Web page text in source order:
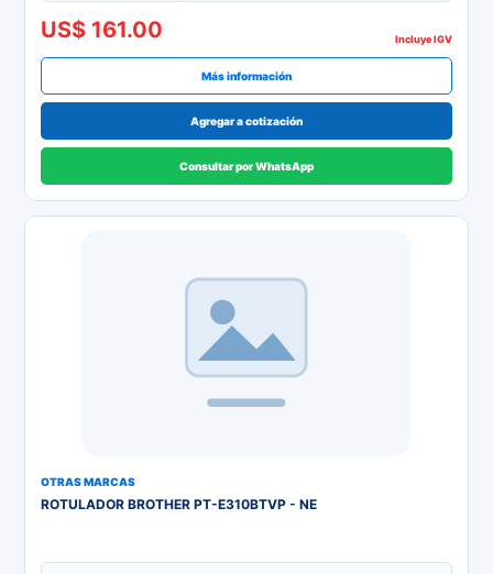
US$ 161.00 Incluye IGV
Más información
Agregar a cotización
Consultar por WhatsApp
OTRAS MARCAS
ROTULADOR BROTHER PT-E310BTVP - NE